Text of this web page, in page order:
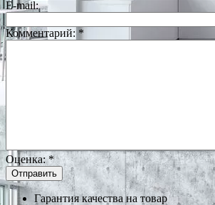
E-mail:
Комментарий: *
Оценка:*
Гарантия качества на товар